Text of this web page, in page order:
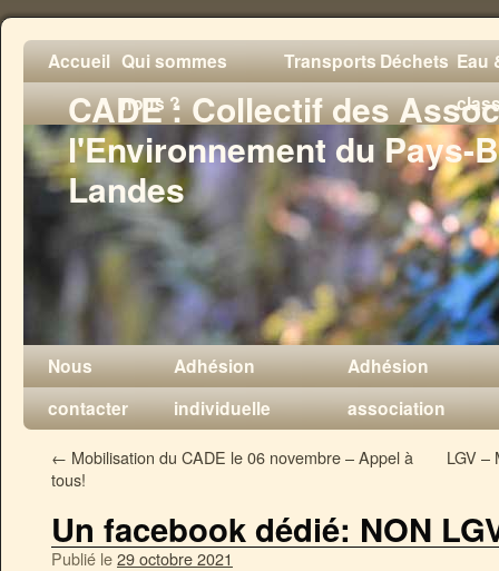
CADE : Collectif des
l'Environnement du Pays-
Landes
Accueil Qui sommes
nous ?
TransportsDéchets Eau
Nous
contacter
Adhésion
individuelle
Adhésion
association
← Mobilisation du CADE le 06 novembre – Appel à
tous!
LGV –
Un facebook dédié: NON
Publié le29 octobre 2021